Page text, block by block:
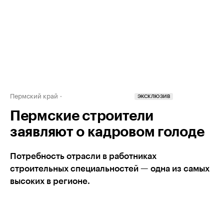
Пермский край ЭКСКЛЮЗИВ
Пермские строители
заявляют о кадровом голоде
Потребность отрасли в работниках
строительных специальностей — одна из самых
высоких в регионе.